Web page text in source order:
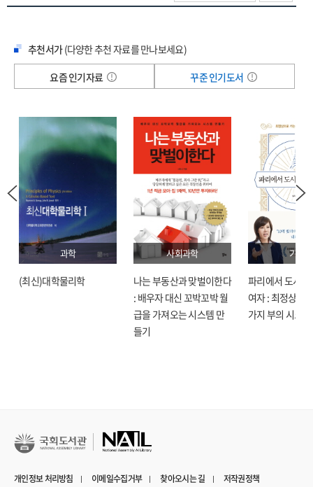
추천서가(다양한 추천 자료를 만나보세요)
요즘 인기자료
꾸준 인기도서
과학
(최신)대학물리학
사회과학
나는 부동산과 맞벌이한다
: 배우자 대신 꼬박꼬박 월
급을 가져오는 시스템 만
들기
기술
파리에서 도시락
여자 : 최정상으
가지 부의 시크릿
개인정보 처리방침 이메일수집거부 찾아오시는 길 저작권정책